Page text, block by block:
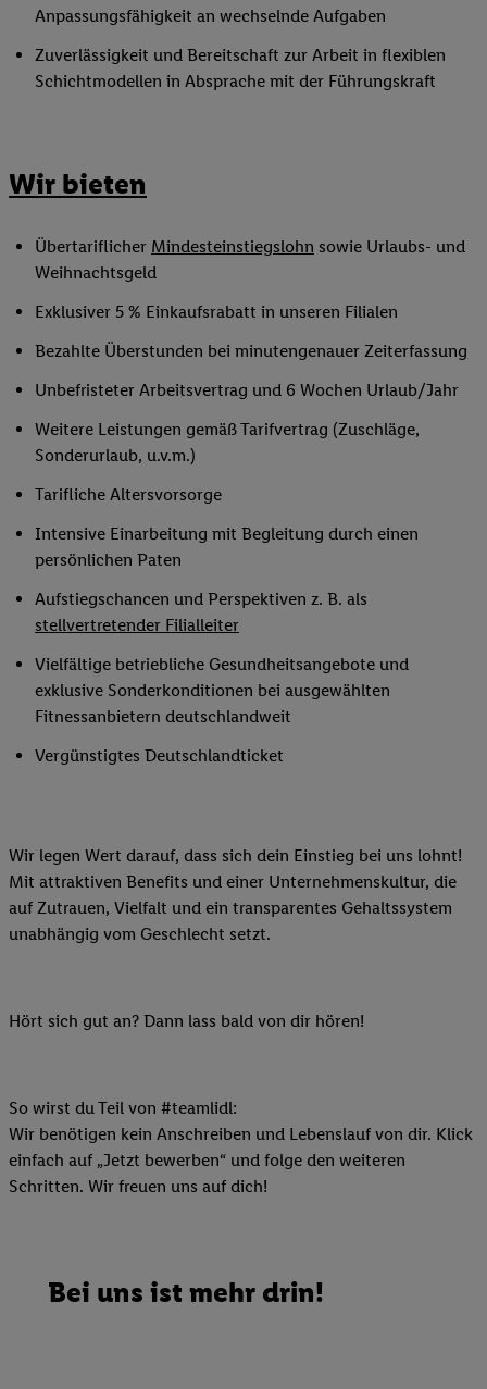
Anpassungsfähigkeit an wechselnde Aufgaben
Zuverlässigkeit und Bereitschaft zur Arbeit in flexiblen
Schichtmodellen in Absprache mit der Führungskraft
Wir bieten
Übertariflicher Mindesteinstiegslohn sowie Urlaubs- und
Weihnachtsgeld
Exklusiver 5 % Einkaufsrabatt in unseren Filialen
Bezahlte Überstunden bei minutengenauer Zeiterfassung
Unbefristeter Arbeitsvertrag und 6 Wochen Urlaub/Jahr
Weitere Leistungen gemäß Tarifvertrag (Zuschläge,
Sonderurlaub, u.v.m.)
Tarifliche Altersvorsorge
Intensive Einarbeitung mit Begleitung durch einen
persönlichen Paten
Aufstiegschancen und Perspektiven z. B. als
stellvertretender Filialleiter
Vielfältige betriebliche Gesundheitsangebote und
exklusive Sonderkonditionen bei ausgewählten
Fitnessanbietern deutschlandweit
Vergünstigtes Deutschlandticket
Wir legen Wert darauf, dass sich dein Einstieg bei uns lohnt!
Mit attraktiven Benefits und einer Unternehmenskultur, die
auf Zutrauen, Vielfalt und ein transparentes Gehaltssystem
unabhängig vom Geschlecht setzt.
Hört sich gut an? Dann lass bald von dir hören!
So wirst du Teil von #teamlidl:
Wir benötigen kein Anschreiben und Lebenslauf von dir. Klick
einfach auf „Jetzt bewerben“ und folge den weiteren
Schritten. Wir freuen uns auf dich!
Bei uns ist mehr drin!